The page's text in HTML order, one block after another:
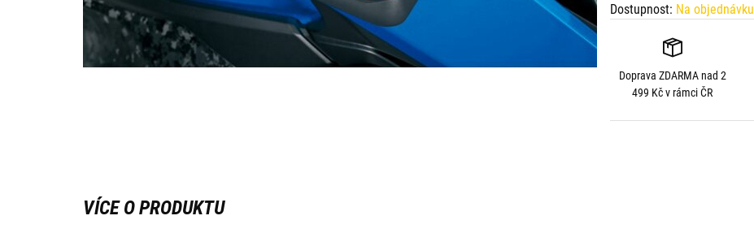
Dostupnost: Na objednávku
Doprava ZDARMAnad 2
499 Kč v rámci ČR
VÍCE O PRODUKTU